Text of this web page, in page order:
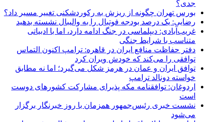
جدی؟
بورس تهران چگونه از ریزش به رکوردشکنی تغییر مسیر داد؟
رضایی: یک درصد بودجه فوتبال را به والیبال نشسته بدهید
غریب‌آبادی: دیپلماسی در جنگ ادامه دارد، اما با ادبیاتی
متناسب با شرایط جنگی
دفتر حفاظت منافع ایران در قاهره: ترامپ اکنون التماس
توافقی را می‌کند که خودش ویران کرد
توافق ایران و عمان در هرمز شکل می‌گیرد؛ اما نه مطابق
خواسته دونالد ترامپ
اردوغان: توافقنامه مکه پذیرای مشارکت کشورهای دوست
است
نشست خبری رئیس‌جمهور همزمان با روز خبرنگار برگزار
می‌شود